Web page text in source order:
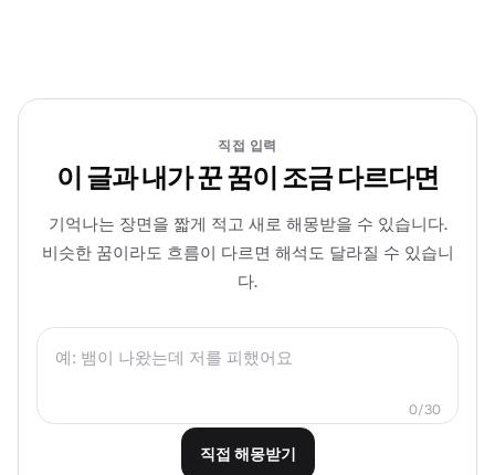
직접 입력
이 글과 내가 꾼 꿈이 조금 다르다면
기억나는 장면을 짧게 적고 새로 해몽받을 수 있습니다.
비슷한 꿈이라도 흐름이 다르면 해석도 달라질 수 있습니
다.
0/30
직접 해몽받기